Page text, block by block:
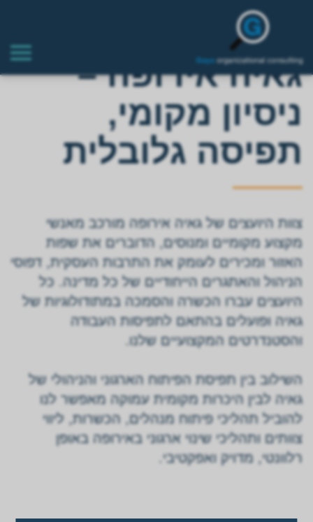
גאיה אירופה –
ניסיון מקומי,
תפיסה גלובלית
צוות היועצים של גאיה אירופה מורכב מאנשי
מקצוע מקומיים ומנוסים, הדוברים את שפות
האזור ומכירים לעומק את התרבות העסקית, דפוסי
הניהול והאתגרים הייחודיים של כל מדינה. כל
היועצים עברו הכשרה והסמכה במתודולוגיות של
גאיה ופועלים בהתאם לתפיסות העבודה
והסטנדרטים המקצועיים שלנו.
השילוב בין תפיסת הפיתוח הארגוני והניהולי של
גאיה לבין היכרות מקומית עמוקה מאפשר לנו
להוביל תהליכי פיתוח מנהלים, הכשרות, ליווי
צוותים ותהליכי שינוי ארגוני באירופה באופן
רלוונטי, מדויק ואפקטיבי.